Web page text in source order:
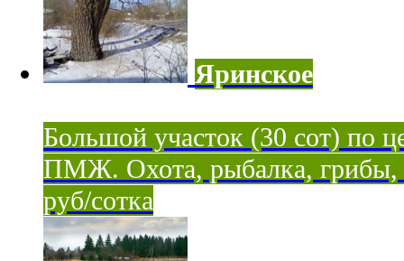
Яринское
Большой участок (30 сот) по
ПМЖ. Охота, рыбалка, грибы,
руб/сотка